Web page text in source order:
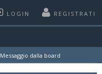
LOGIN REGISTRATI
Messaggio dalla board